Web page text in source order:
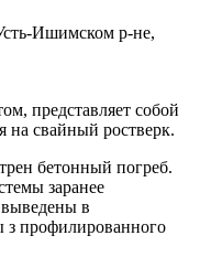
Ишимском р-не,
представляет собой
на свайный ростверк.
бетонный погреб.
заранее
в
з профилированного